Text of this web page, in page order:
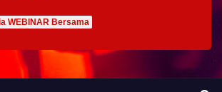
WEBINAR Bersama